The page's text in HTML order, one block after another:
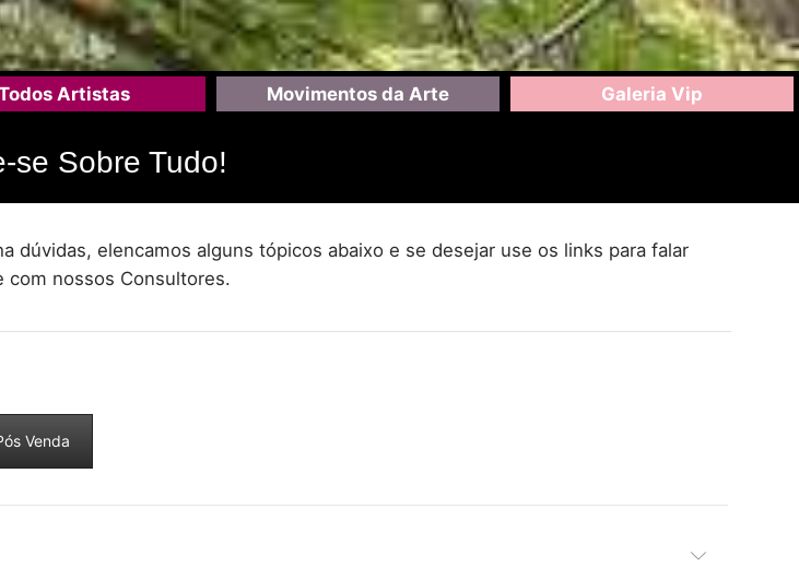
Artistas Movimentos da Arte Galeria Vip
se Sobre Tudo!
dúvidas, elencamos alguns tópicos abaixo e se desejar use os links para falar
com nossos Consultores.
Venda